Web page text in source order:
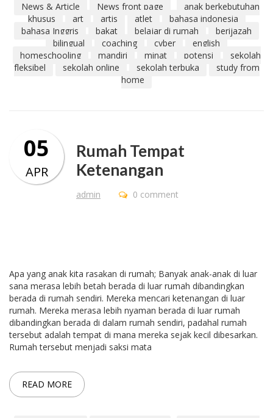
News & Article News front page
anak berkebutuhan
khusus
art artis atlet
bahasa indonesia
bahasa Inggris
bakat belajar di rumah
berijazah
bilingual
coaching cyber
english
homeschooling
mandiri minat potensi
sekolah
fleksibel
sekolah online sekolah terbuka
study from
home
Rumah Tempat
Ketenangan
admin
05
APR
0 comment
Apa yang anak kita rasakan di rumah; Banyak anak-anak di luar
sana merasa lebih betah berada di luar rumah dibandingkan
berada di rumah sendiri. Mereka mencari ketenangan di luar
rumah. Mereka merasa lebih nyaman berada di luar rumah
dibandingkan berada di dalam rumah sendiri, padahal rumah
tersebut adalah tempat di mana mereka sejak kecil dibesarkan.
Rumah tersebut menjadi saksi mata
READ MORE